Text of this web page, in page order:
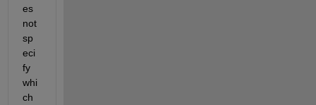
es
not
sp
eci
fy
whi
ch